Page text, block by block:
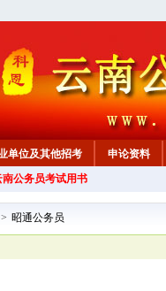
单位及其他招考
申论资料
公务员考试用书
> 昭通公务员